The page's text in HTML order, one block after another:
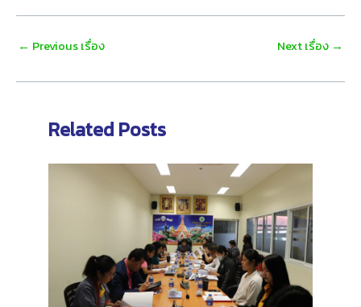
Post
← Previous เรื่อง Next เรื่อง →
Related Posts